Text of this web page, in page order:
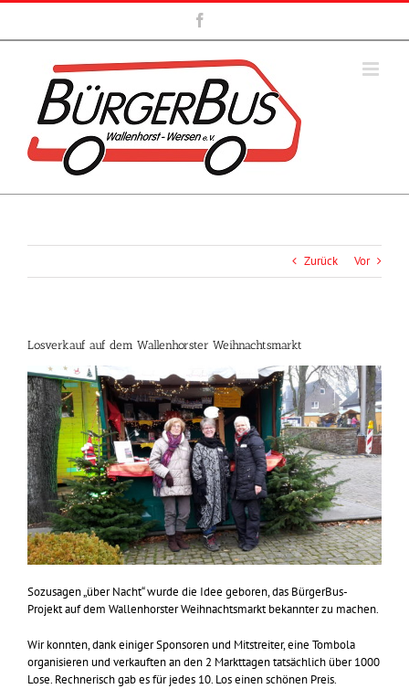
Zum
springen
Zurück Vor
Losverkauf auf dem Wallenhorster Weihnachtsmarkt
Sozusagen „über Nacht“ wurde die Idee geboren, das BürgerBus-
Projekt auf dem Wallenhorster Weihnachtsmarkt bekannter zu machen.
Wir konnten, dank einiger Sponsoren und Mitstreiter, eine Tombola
organisieren und verkauften an den 2 Markttagen tatsächlich über 1000
Lose. Rechnerisch gab es für jedes 10. Los einen schönen Preis.